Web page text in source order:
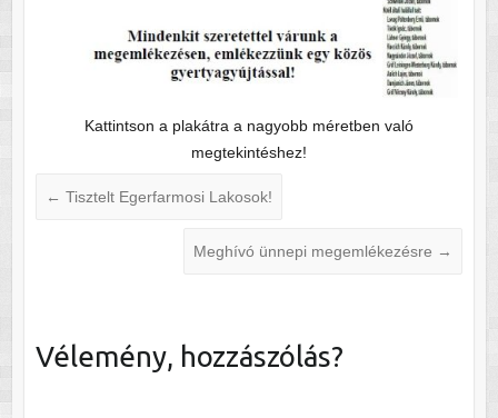
Kattintson a plakátra a nagyobb méretben való
megtekintéshez!
← Tisztelt Egerfarmosi Lakosok!
Meghívó ünnepi megemlékezésre →
Vélemény, hozzászólás?